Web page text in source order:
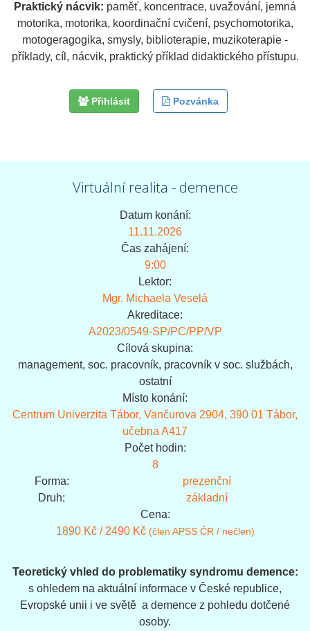
Praktický nácvik: paměť, koncentrace, uvažování, jemná
motorika, motorika, koordinační cvičení, psychomotorika,
motogeragogika, smysly, biblioterapie, muzikoterapie -
příklady, cíl, nácvik, praktický příklad didaktického přístupu.
Přihlásit Pozvánka
Virtuální realita - demence
Datum konání:
11.11.2026
Čas zahájení:
9:00
Lektor:
Mgr. Michaela Veselá
Akreditace:
A2023/0549-SP/PC/PP/VP
Cílová skupina:
management, soc. pracovník, pracovník v soc. službách,
ostatní
Místo konání:
Centrum Univerzita Tábor, Vančurova 2904, 390 01 Tábor,
učebna A417
Počet hodin:
8
Forma:
prezenční
Druh:
základní
Cena:
1890 Kč / 2490 Kč (člen APSS ČR / nečlen)
Teoretický vhled do problematiky syndromu demence:
s ohledem na aktuální informace v České republice,
Evropské unii i ve světě a demence z pohledu dotčené
osoby.